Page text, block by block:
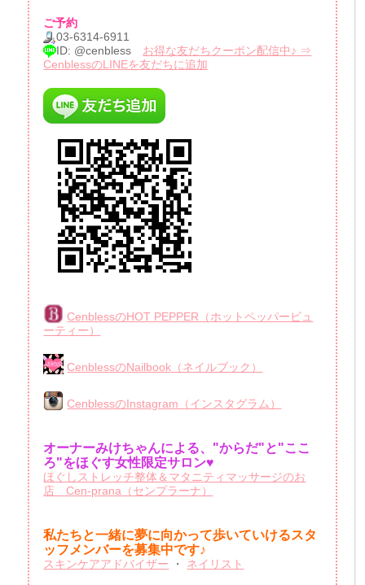
ご予約
03-6314-6911
ID: @cenbless お得な友だちクーポン配信中♪ ⇒
CenblessのLINEを友だちに追加
CenblessのHOT PEPPER（ホットペッパービュ
ーティー）
CenblessのNailbook（ネイルブック）
CenblessのInstagram（インスタグラム）
オーナーみけちゃんによる、"からだ"と"ここ
ろ"をほぐす女性限定サロン♥
ほぐしストレッチ整体＆マタニティマッサージのお
店 Cen-prana（センプラーナ）
私たちと一緒に夢に向かって歩いていけるスタ
ッフメンバーを募集中です♪
スキンケアアドバイザー ・ ネイリスト